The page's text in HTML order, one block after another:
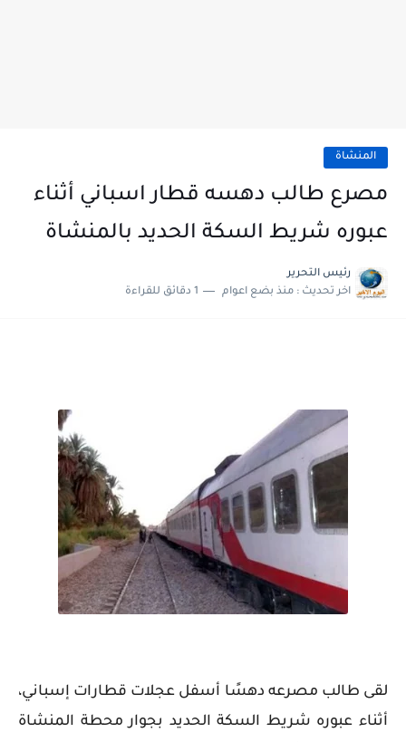
المنشاة
مصرع طالب دهسه قطار اسباني أثناء
عبوره شريط السكة الحديد بالمنشاة
رئيس التحرير
اخر تحديث : منذ بضع اعوام 1 دقائق للقراءة
لقى طالب مصرعه دهسًا أسفل عجلات قطارات إسباني،
أثناء عبوره شريط السكة الحديد بجوار محطة المنشاة